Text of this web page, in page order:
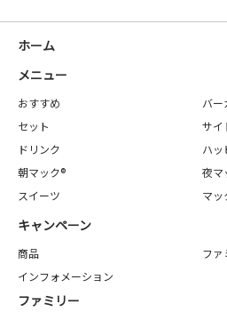
ホーム
メニュー
おすすめ
バー
セット
サイ
ドリンク
ハッ
朝マック®
夜マ
スイーツ
マッ
キャンペーン
商品
ファ
インフォメーション
ファミリー